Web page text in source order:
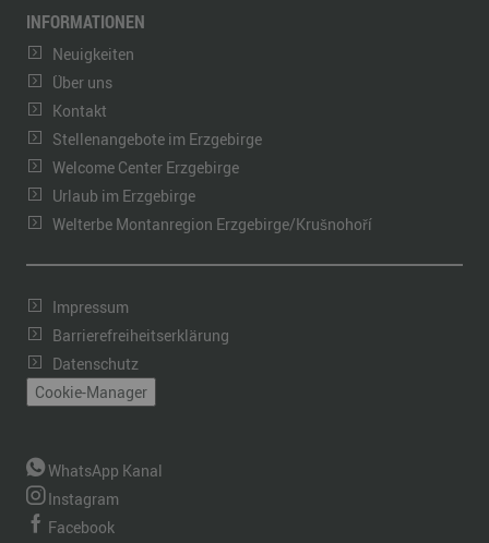
INFORMATIONEN
Neuigkeiten
Über uns
Kontakt
Stellenangebote im Erzgebirge
Welcome Center Erzgebirge
Urlaub im Erzgebirge
Welterbe Montanregion Erzgebirge/Krušnohoří
Impressum
Barrierefreiheitserklärung
Datenschutz
Cookie-Manager
WhatsApp Kanal
Instagram
Facebook